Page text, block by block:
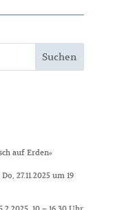
Suchen
auf Erden«
27.11.2025 um 19